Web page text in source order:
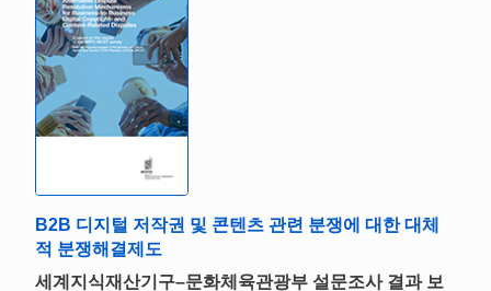
B2B 디지털 저작권 및 콘텐츠 관련 분쟁에 대한 대체
적 분쟁해결제도
세계지식재산기구–문화체육관광부 설문조사 결과 보